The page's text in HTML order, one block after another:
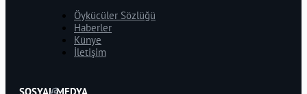
Öykücüler Sözlüğü
Haberler
Künye
İletişim